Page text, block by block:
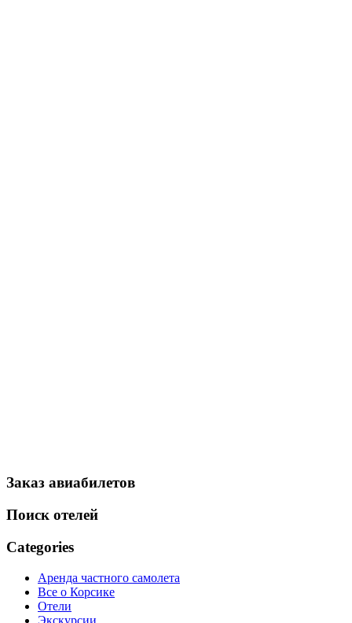
Заказ авиабилетов
Поиск отелей
Categories
Аренда частного самолета
Все о Корсике
Отели
Экскурсии